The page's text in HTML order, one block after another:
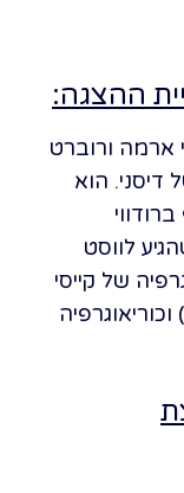
ההצגה:
ארמה ורוברט
הוא
2019 באוף ברודווי
לווסט
של קייסי
) וכוריאוגרפיה